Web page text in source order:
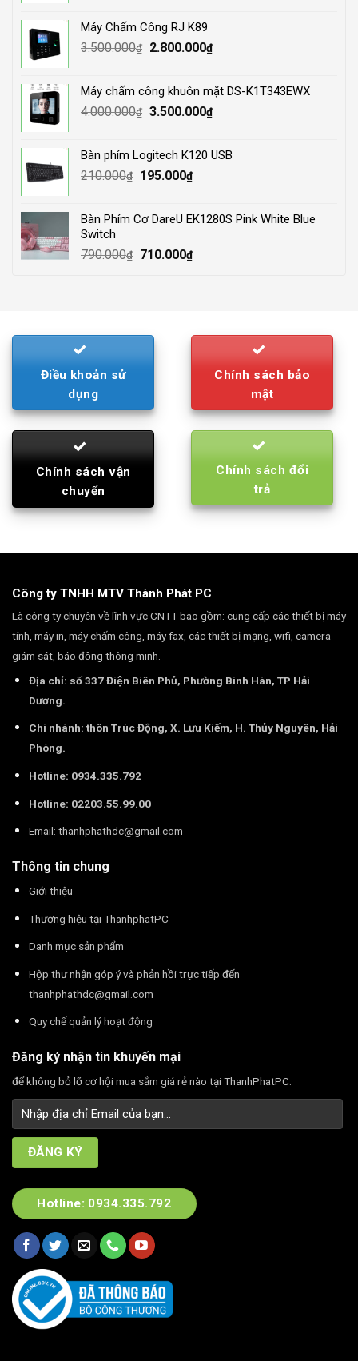
1.500.000₫.
Máy Chấm Công RJ K89
3.500.000₫
Original
3.500.000₫.
2.800.000₫Current
2.800.000₫.
Máy chấm công khuôn mặt DS-K1T343EWX
4.000.000₫ Original
4.000.000₫.
3.500.000₫Current
3.500.000₫.
Bàn phím Logitech K120 USB
210.000₫
Original
210.000₫.
195.000₫Current
195.000₫.
Bàn Phím Cơ DareU EK1280S Pink White Blue
Switch
790.000₫
Original
710.000₫Current
Điều khoản sử
dụng
Chính sách bảo
mật
Chính sách vận
chuyển
Chính sách đổi
trả
Công ty TNHH MTV Thành Phát PC
Là công ty chuyên về lĩnh vực CNTT bao gồm: cung cấp các thiết bị máy
tính, máy in, máy chấm công, máy fax, các thiết bị mạng, wifi, camera
giám sát, báo động thông minh.
Địa chỉ: số 337 Điện Biên Phủ, Phường Bình Hàn, TP Hải
Dương.
Chi nhánh: thôn Trúc Động, X. Lưu Kiếm, H. Thủy Nguyên, Hải
Phòng.
Hotline: 0934.335.792
Hotline: 02203.55.99.00
Email: thanhphathdc@gmail.com
Thông tin chung
Giới thiệu
Thương hiệu tại ThanhphatPC
Danh mục sản phẩm
Hộp thư nhận góp ý và phản hồi trực tiếp đến
thanhphathdc@gmail.com
Quy chế quản lý hoạt động
Đăng ký nhận tin khuyến mại
để không bỏ lỡ cơ hội mua sắm giá rẻ nào tại ThanhPhatPC:
Hotline: 0934.335.792